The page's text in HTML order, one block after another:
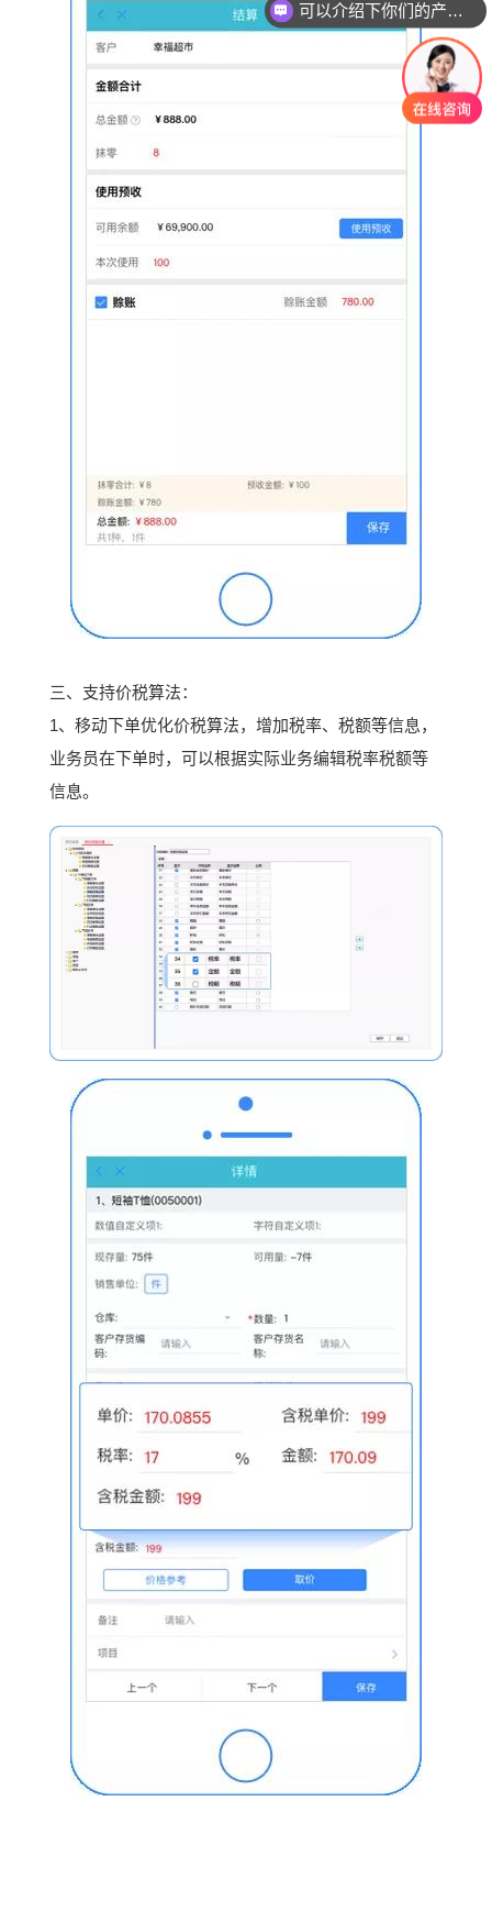
三、支持价税算法：
1、移动下单优化价税算法，增加税率、税额等信息，
业务员在下单时，可以根据实际业务编辑税率税额等
信息。
可以介绍下你们的产品么？
你们是怎么收费的呢？